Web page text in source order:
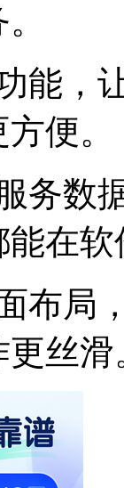
能，
便。
务数
在
布局
更丝滑